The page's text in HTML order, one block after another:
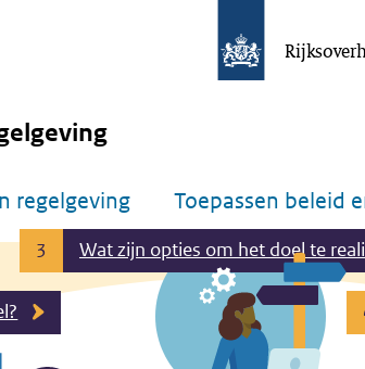
regelgeving Toepassen beleid
3 Wat zijn opties om het doel te